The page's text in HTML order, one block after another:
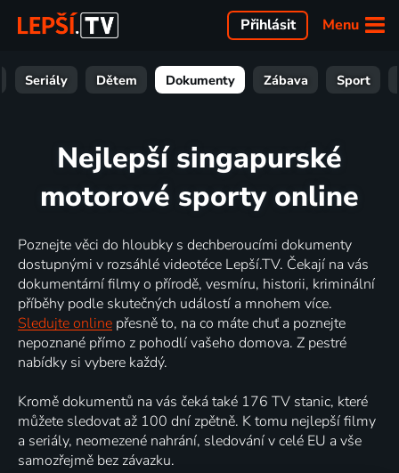
Menu
Přihlásit
Seriály Dětem Dokumenty Zábava Sport
Nejlepší singapurské
motorové sporty online
Poznejte věci do hloubky s dechberoucími dokumenty
dostupnými v rozsáhlé videotéce Lepší.TV. Čekají na vás
dokumentární filmy o přírodě, vesmíru, historii, kriminální
příběhy podle skutečných událostí a mnohem více.
Sledujte online přesně to, na co máte chuť a poznejte
nepoznané přímo z pohodlí vašeho domova. Z pestré
nabídky si vybere každý.
Kromě dokumentů na vás čeká také 176 TV stanic, které
můžete sledovat až 100 dní zpětně. K tomu nejlepší filmy
a seriály, neomezené nahrání, sledování v celé EU a vše
samozřejmě bez závazku.